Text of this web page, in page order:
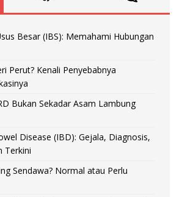
Besar (IBS): Memahami Hubungan
Perut? Kenali Penyebabnya
Bukan Sekadar Asam Lambung
Disease (IBD): Gejala, Diagnosis,
Terkini
Sendawa? Normal atau Perlu